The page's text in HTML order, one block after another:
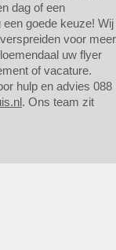
dag of een
goede keuze! Wij
voor meer
uw flyer
of vacature.
hulp en advies 088
. Ons team zit